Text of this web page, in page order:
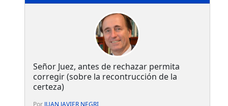
Señor Juez, antes de rechazar permita
corregir (sobre la recontrucción de la
certeza)